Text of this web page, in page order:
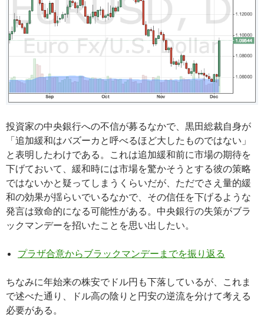
投資家の中央銀行への不信が募るなかで、黒田総裁自身が
「追加緩和はバズーカと呼べるほど大したものではない」
と表明したわけである。これは追加緩和前に市場の期待を
下げておいて、緩和時には市場を驚かそうとする彼の策略
ではないかと疑ってしまうくらいだが、ただでさえ量的緩
和の効果が揺らいでいるなかで、その信任を下げるような
発言は致命的になる可能性がある。中央銀行の失策がブラ
ックマンデーを招いたことを思い出したい。
プラザ合意からブラックマンデーまでを振り返る
ちなみに年始来の株安でドル円も下落しているが、これま
で述べた通り、ドル高の陰りと円安の逆流を分けて考える
必要がある。